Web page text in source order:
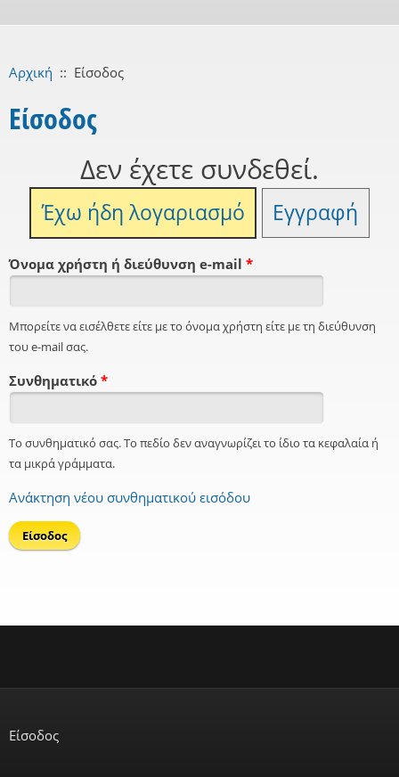
Αρχική :: Είσοδος
Είσοδος
Δεν έχετε συνδεθεί.
Έχω ήδη λογαριασμό Εγγραφή
Όνομα χρήστη ή διεύθυνση e-mail *
Μπορείτε να εισέλθετε είτε με το όνομα χρήστη είτε με τη διεύθυνση
του e-mail σας.
Συνθηματικό *
Το συνθηματικό σας. Το πεδίο δεν αναγνωρίζει το ίδιο τα κεφαλαία ή
τα μικρά γράμματα.
Ανάκτηση νέου συνθηματικού εισόδου
Είσοδος